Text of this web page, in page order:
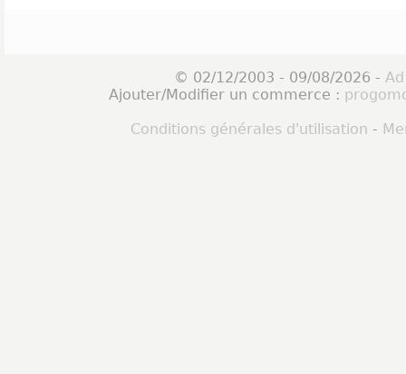
© 02/12/2003 - 09/08/2026 -
Ajouter/Modifier un commerce :
Conditions générales d'utilisation -